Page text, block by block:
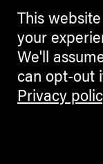
This
your
We'll
can opt-out
Privacy